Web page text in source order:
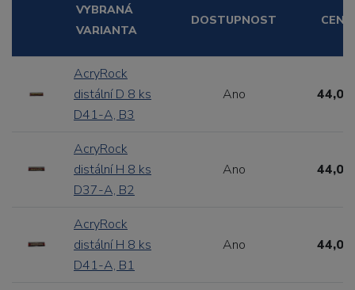
VYBRANÁ
VARIANTA
DOSTUPNOST CENA
AcryRock
distální D 8 ks
D41-A, B3
Ano 44,00
AcryRock
distální H 8 ks
D37-A, B2
Ano 44,00
AcryRock
distální H 8 ks
D41-A, B1
Ano 44,00